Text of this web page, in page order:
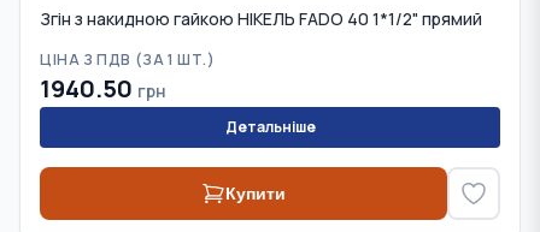
Згін з накидною гайкою НІКЕЛЬ FADO 40 1*1/2" прямий
ЦІНА З ПДВ (ЗА 1 ШТ.)
1940.50 грн
Детальніше
Купити